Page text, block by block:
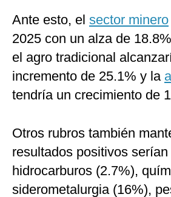
Ante esto, el sector minero
2025 con un alza de
el agro tradicional
incremento de 25.1% y la
tendría un crecimiento de
Otros rubros también
resultados positivos
hidrocarburos (2.7%),
siderometalurgia (16%),